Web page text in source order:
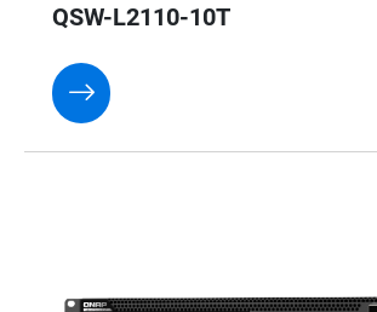
QSW-L2110-10T